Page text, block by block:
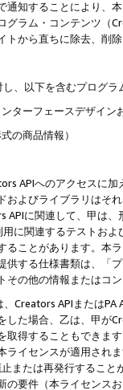
知することにより、
ラム・コンテンツ（
トから直ちに除去、削
、以下を含むプログ
ターフェースデザイ
の商品情報）
APIへのアクセスに
よびライブラリはそ
APIに関連して、甲は
用に関連するテストお
ることがあります。本
供する仕様書類は、「
の他の情報またはコ
Creators APIまたはPA
た場合、乙は、甲が
得することもできま
イセンスが適用され
または再発行するこ
の要件（本ライセン